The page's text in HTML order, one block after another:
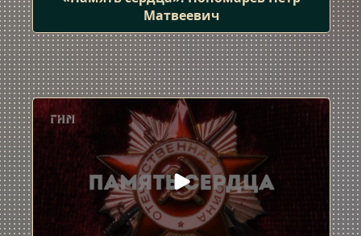
Матвеевич